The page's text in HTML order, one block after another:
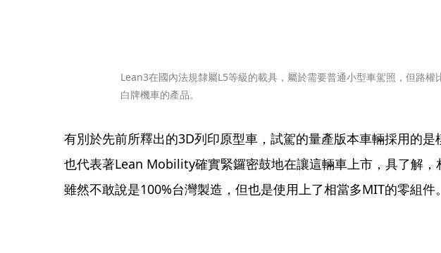
Lean3在國內法規隸屬L5等級的載具，屬於需要普通小型車駕照，但路權
白牌機車的產品。
有別於先前所釋出的3D列印原型車，試駕的量產版本車輛採用的是
也代表著Lean Mobility確實緊鑼密鼓地在讓這輛車上市，具了解，
雖然不敢說是100%台灣製造，但也是使用上了相當多MIT的零組件。